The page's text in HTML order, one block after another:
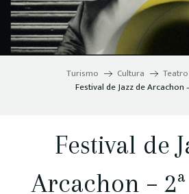
Turismo Cultura
Festival de Jazz de Arcachon
Festival de
Arcachon –